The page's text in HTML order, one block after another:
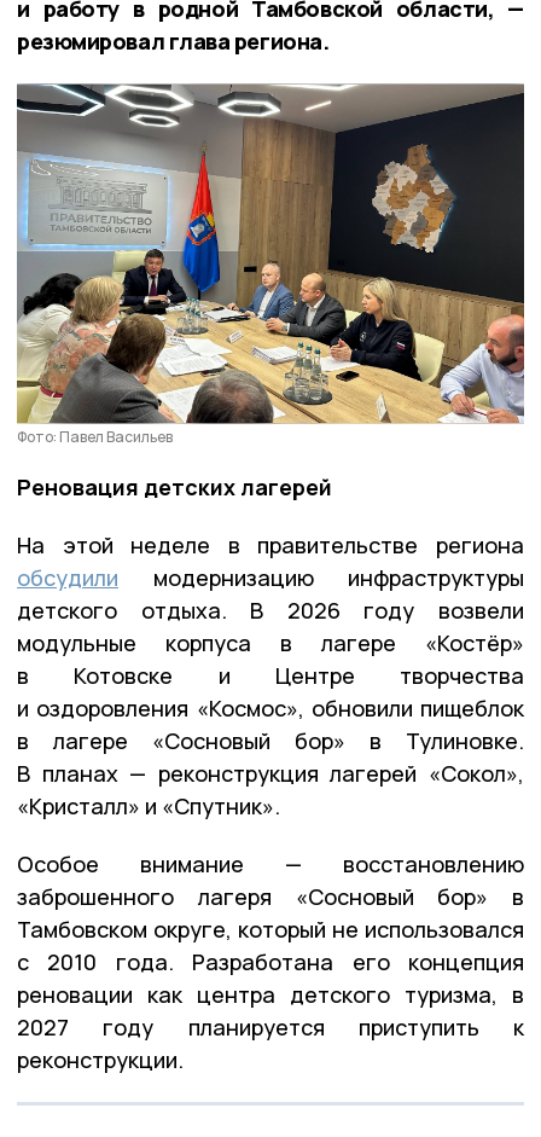
и работу в родной Тамбовской области, —
резюмировал глава региона.
Фото: Павел Васильев
Реновация детских лагерей
На этой неделе в правительстве региона
обсудили модернизацию инфраструктуры
детского отдыха. В 2026 году возвели
модульные корпуса в лагере «Костёр»
в Котовске и Центре творчества
и оздоровления «Космос», обновили пищеблок
в лагере «Сосновый бор» в Тулиновке.
В планах — реконструкция лагерей «Сокол»,
«Кристалл» и «Спутник».
Особое внимание — восстановлению
заброшенного лагеря «Сосновый бор» в
Тамбовском округе, который не использовался
с 2010 года. Разработана его концепция
реновации как центра детского туризма, в
2027 году планируется приступить к
реконструкции.